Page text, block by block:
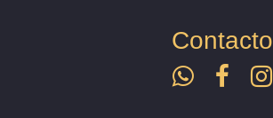
Contacto